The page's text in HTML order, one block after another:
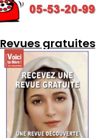
Revues gratuites